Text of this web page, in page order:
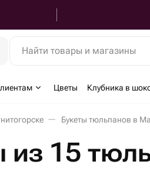
Найти товары и магазины
Цветы Клубника в
Букеты тюльпанов в
из 15